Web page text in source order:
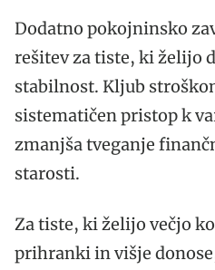
Dodatno pokojninsko
rešitev za tiste, ki želijo
stabilnost. Kljub
sistematičen pristop k
zmanjša tveganje
starosti.
Za tiste, ki želijo večjo
prihranki in višje